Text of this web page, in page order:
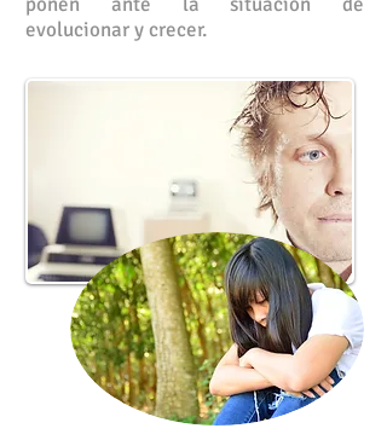
evolucionar y crecer.